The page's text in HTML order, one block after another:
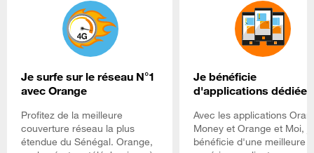
Je surfe sur le réseau N°1
avec Orange
Profitez de la meilleure
couverture réseau la plus
étendue du Sénégal. Orange,
Je bénéficie
d'applications dédiées
Avec les applications
Money et Orange et Moi, je
bénéficie d'une meilleure